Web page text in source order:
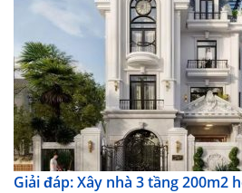
Giải đáp: Xây nhà 3 tầng 200m2